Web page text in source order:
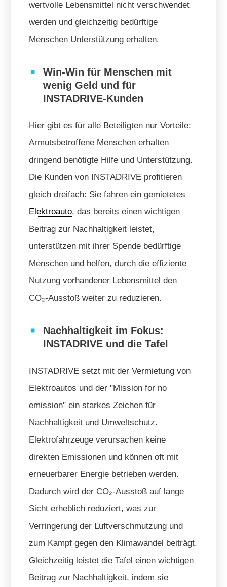
wertvolle Lebensmittel nicht verschwendet
werden und gleichzeitig bedürftige
Menschen Unterstützung erhalten.
Win-Win für Menschen mit
wenig Geld und für
INSTADRIVE-Kunden
Hier gibt es für alle Beteiligten nur Vorteile:
Armutsbetroffene Menschen erhalten
dringend benötigte Hilfe und Unterstützung.
Die Kunden von INSTADRIVE profitieren
gleich dreifach: Sie fahren ein gemietetes
Elektroauto, das bereits einen wichtigen
Beitrag zur Nachhaltigkeit leistet,
unterstützen mit ihrer Spende bedürftige
Menschen und helfen, durch die effiziente
Nutzung vorhandener Lebensmittel den
CO₂-Ausstoß weiter zu reduzieren.
Nachhaltigkeit im Fokus:
INSTADRIVE und die Tafel
INSTADRIVE setzt mit der Vermietung von
Elektroautos und der "Mission for no
emission" ein starkes Zeichen für
Nachhaltigkeit und Umweltschutz.
Elektrofahrzeuge verursachen keine
direkten Emissionen und können oft mit
erneuerbarer Energie betrieben werden.
Dadurch wird der CO₂-Ausstoß auf lange
Sicht erheblich reduziert, was zur
Verringerung der Luftverschmutzung und
zum Kampf gegen den Klimawandel beiträgt.
Gleichzeitig leistet die Tafel einen wichtigen
Beitrag zur Nachhaltigkeit, indem sie